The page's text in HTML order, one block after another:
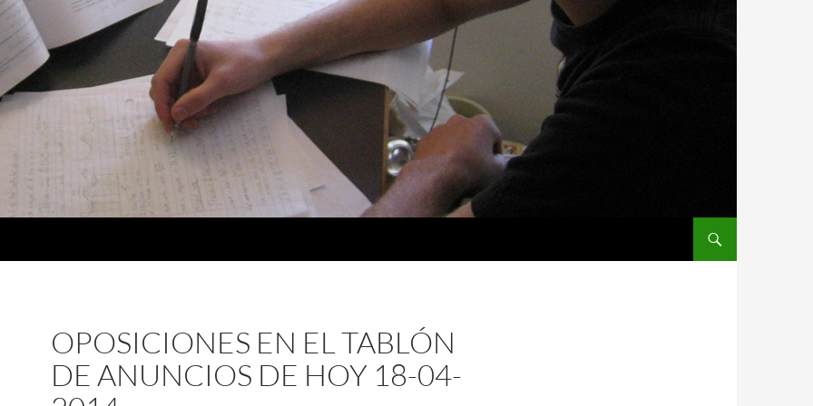
OPOSICIONES EN EL TABLÓN
DE ANUNCIOS DE HOY 18-04-